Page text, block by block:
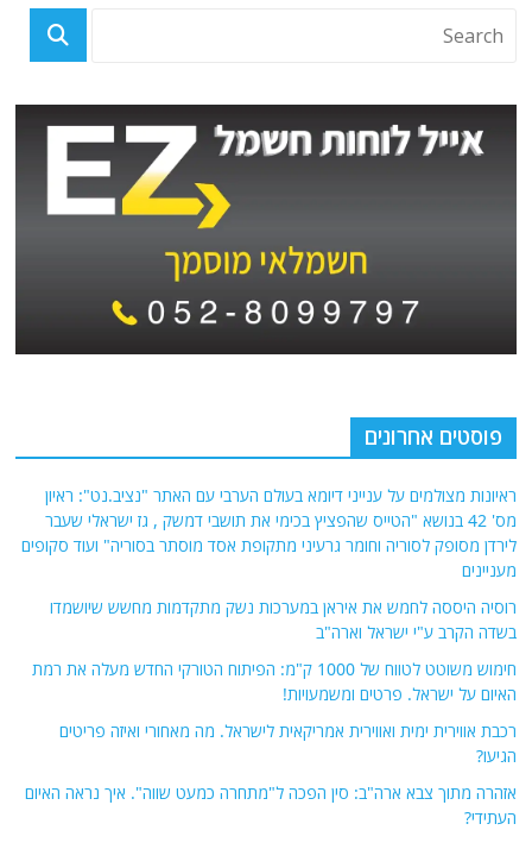
פוסטים אחרונים
ראיונות מצולמים על ענייני דיומא בעולם הערבי עם האתר "נציב.נט": ראיון
מס' 42 בנושא "הטייס שהפציץ בכימי את תושבי דמשק , גז ישראלי שעבר
לירדן מסופק לסוריה וחומר גרעיני מתקופת אסד מוסתר בסוריה" ועוד סקופים
מעניינים
רוסיה היססה לחמש את איראן במערכות נשק מתקדמות מחשש שיושמדו
בשדה הקרב ע"י ישראל וארה"ב
חימוש משוטט לטווח של 1000 ק"מ: הפיתוח הטורקי החדש מעלה את רמת
האיום על ישראל. פרטים ומשמעויות!
רכבת אווירית ימית ואווירית אמריקאית לישראל. מה מאחורי ואיזה פריטים
הגיעו?
אזהרה מתוך צבא ארה"ב: סין הפכה ל"מתחרה כמעט שווה". איך נראה האיום
העתידי?